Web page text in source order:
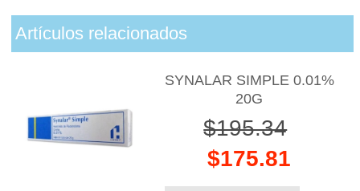
Artículos relacionados
SYNALAR SIMPLE 0.01%
20G
$195.34
$175.81